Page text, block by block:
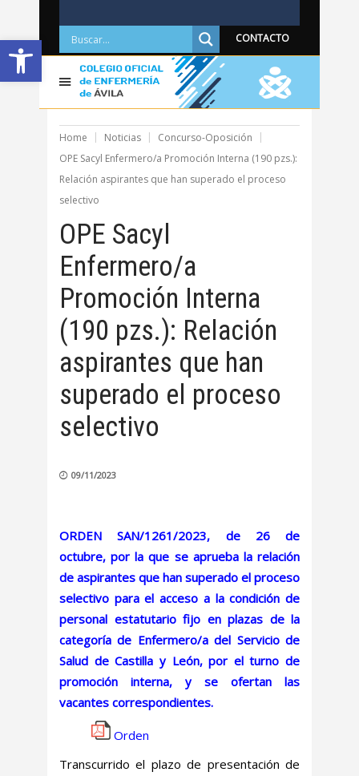
Abrir barra de herramientas CONTACTO
Home Noticias
Concurso-Oposición
OPE Sacyl Enfermero/a Promoción Interna (190 pzs.):
Relación aspirantes que han superado el proceso
selectivo
OPE Sacyl
Enfermero/a
Promoción Interna
(190 pzs.): Relación
aspirantes que han
superado el proceso
selectivo
09/11/2023
ORDEN SAN/1261/2023, de 26 de
octubre, por la que se aprueba la relación
de aspirantes que han superado el proceso
selectivo para el acceso a la condición de
personal estatutario fijo en plazas de la
categoría de Enfermero/a del Servicio de
Salud de Castilla y León, por el turno de
promoción interna, y se ofertan las
vacantes correspondientes.
Orden
Transcurrido el plazo de presentación de